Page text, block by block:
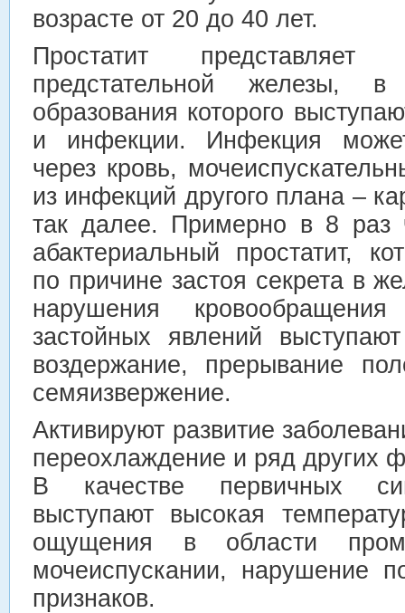
возрасте от 20 до 40 лет.
Простатит
предстательной железы, в
образования которого
и инфекции. Инфекция может
через кровь,
из инфекций другого плана –
так далее. Примерно в 8 раз
абактериальный простатит,
по причине застоя секрета в
нарушения
застойных явлений
воздержание, прерывание
семяизвержение.
Активируют развитие
переохлаждение и ряд других
В качестве первичных
выступают высокая
ощущения в области
мочеиспускании, нарушение
признаков.